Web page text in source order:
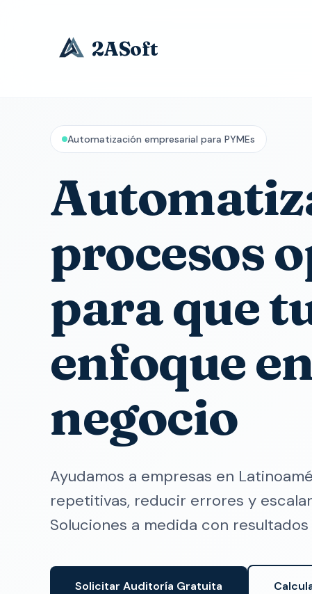
2ASoft
Automatización empresarial para PYMEs
procesos
para que
enfoque
negocio
Ayudamos a empresas en
repetitivas, reducir errores y
Soluciones a medida con
Solicitar Auditoría Gratuita